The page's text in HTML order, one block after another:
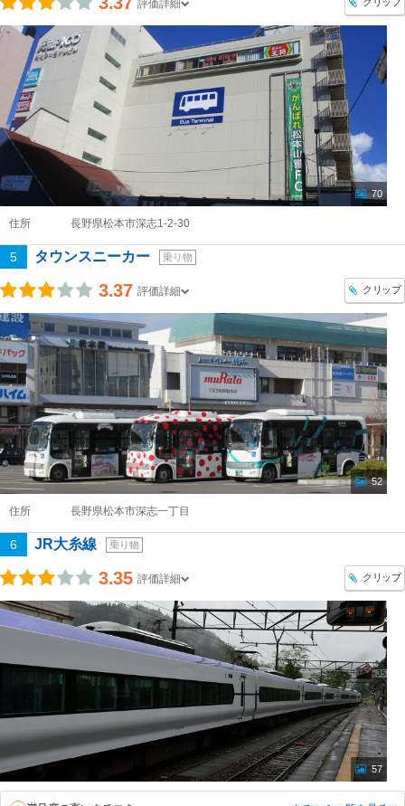
評価詳細 クリップ
70
住所 長野県松本市深志1-2-30
5 タウンスニーカー 乗り物
3.37 評価詳細 クリップ
52
住所 長野県松本市深志一丁目
6 JR大糸線 乗り物
3.35 評価詳細 クリップ
57